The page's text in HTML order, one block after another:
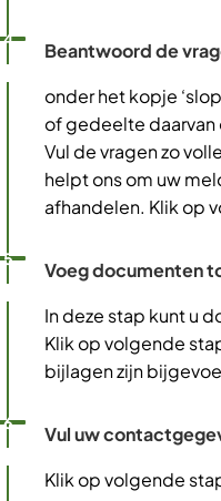
Beantwoord de
Status: Actief
Opvolgingsnummer:
4
onder het kopje
of gedeelte daarvan
Vul de vragen zo
helpt ons om uw
afhandelen. Klik op
Voeg documenten
Status: Actief
Opvolgingsnummer:
5
In deze stap kunt u
Klik op volgende
bijlagen zijn
Vul uw
Status: Actief
Opvolgingsnummer:
6
Klik op volgende